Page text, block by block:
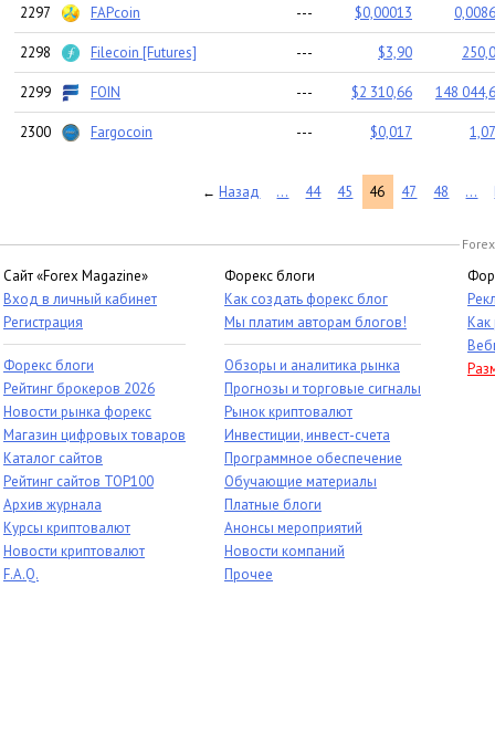
2297 FAPcoin --- $0,00013
2298 Filecoin [Futures] --- $3,90
2299 FOIN --- $2 310,66 148
2300 Fargocoin --- $0,017
← Назад ... 44 45 46 47 48 ...
Сайт «Forex Magazine»
Вход в личный кабинет
Регистрация
Форекс блоги
Рейтинг брокеров 2026
Новости рынка форекс
Магазин цифровых товаров
Каталог сайтов
Рейтинг сайтов TOP100
Архив журнала
Курсы криптовалют
Новости криптовалют
F.A.Q.
Форекс блоги
Как создать форекс блог
Мы платим авторам блогов!
Обзоры и аналитика рынка
Прогнозы и торговые сигналы
Рынок криптовалют
Инвестиции, инвест-счета
Программное обеспечение
Обучающие материалы
Платные блоги
Анонсы мероприятий
Новости компаний
Прочее
Как